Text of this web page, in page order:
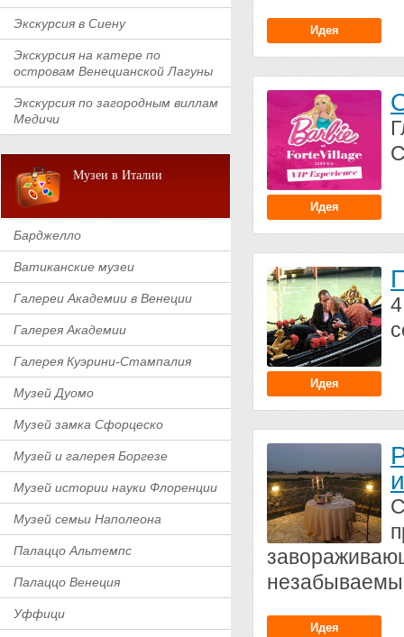
Экскурсия в Сиену
Экскурсия на катере по
островам Венецианской Лагуны
Экскурсия по загородным виллам
Медичи
Музеи в Италии
Барджелло
Ватиканские музеи
Галереи Академии в Венеции
Галерея Академии
Галерея Куэрини-Стампалия
Музей Дуомо
Музей замка Сфорцеско
Музей и галерея Боргезе
Музей истории науки Флоренции
Музей семьи Наполеона
Палаццо Альтемпс
Палаццо Венеция
Уффици
Идея
Идея
Идея
Идея